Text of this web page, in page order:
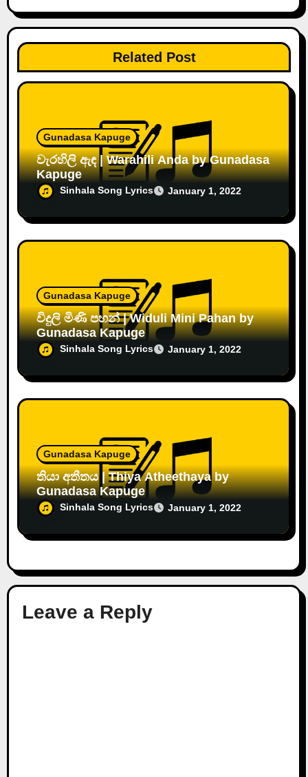
Related Post
Gunadasa Kapuge
වැරහිලි ඇඳ | Warahili Anda by Gunadasa
Kapuge
Sinhala Song Lyrics January 1, 2022
Gunadasa Kapuge
විදුලි මිණි පහන් | Widuli Mini Pahan by
Gunadasa Kapuge
Sinhala Song Lyrics January 1, 2022
Gunadasa Kapuge
තියා අතීතය | Thiya Atheethaya by
Gunadasa Kapuge
Sinhala Song Lyrics January 1, 2022
Leave a Reply